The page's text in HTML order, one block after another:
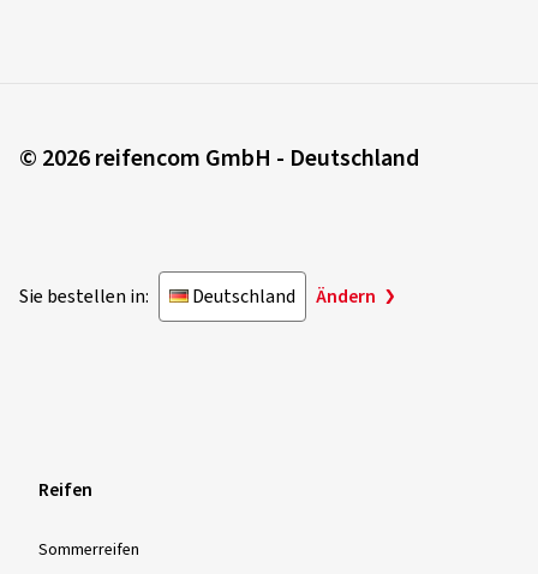
© 2026 reifencom GmbH - Deutschland
Sie bestellen in: Deutschland Ändern
Reifen
Sommer­reifen